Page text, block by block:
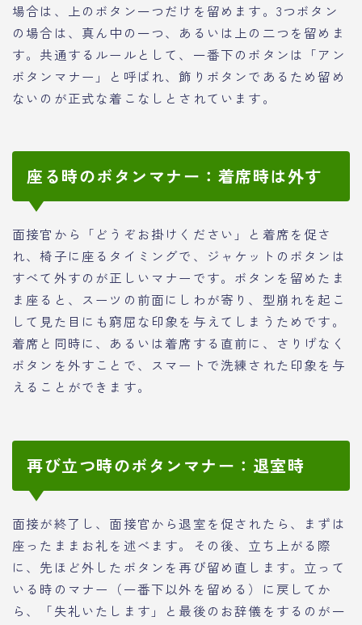
場合は、上のボタン一つだけを留めます。3つボタン
の場合は、真ん中の一つ、あるいは上の二つを留めま
す。共通するルールとして、一番下のボタンは「アン
ボタンマナー」と呼ばれ、飾りボタンであるため留め
ないのが正式な着こなしとされています。
座る時のボタンマナー：着席時は外す
面接官から「どうぞお掛けください」と着席を促さ
れ、椅子に座るタイミングで、ジャケットのボタンは
すべて外すのが正しいマナーです。ボタンを留めたま
ま座ると、スーツの前面にしわが寄り、型崩れを起こ
して見た目にも窮屈な印象を与えてしまうためです。
着席と同時に、あるいは着席する直前に、さりげなく
ボタンを外すことで、スマートで洗練された印象を与
えることができます。
再び立つ時のボタンマナー：退室時
面接が終了し、面接官から退室を促されたら、まずは
座ったままお礼を述べます。その後、立ち上がる際
に、先ほど外したボタンを再び留め直します。立って
いる時のマナー（一番下以外を留める）に戻してか
ら、「失礼いたします」と最後のお辞儀をするのが一